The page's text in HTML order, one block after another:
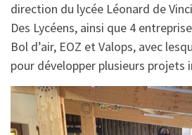
direction du lycée Léonard de
Des Lycéens, ainsi que 4
Bol d’air, EOZ et Valops, avec
pour développer plusieurs projets